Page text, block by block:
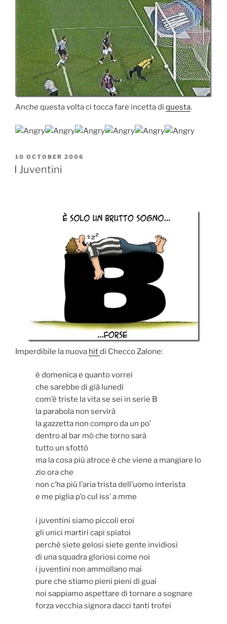
Anche questa volta ci tocca fare incetta di questa.
POSTED
ON
10 OCTOBER 2006
I Juventini
Imperdibile la nuova hitdi Checco Zalone:
è domenica e quanto vorrei
che sarebbe di già lunedi
com’è triste la vita se sei in serie B
la parabola non servirà
la gazzetta non compro da un po’
dentro al bar mò che torno sarà
tutto un sfottò
ma la cosa più atroce è che viene a mangiare lo
zio ora che
non c’ha più l’aria trista dell’uomo interista
e me piglia p’o cul iss’ a mme
i juventini siamo piccoli eroi
gli unici martiri capi spiatoi
perchè siete gelosi siete gente invidiosi
di una squadra gloriosi come noi
i juventini non ammollano mai
pure che stiamo pieni pieni di guai
noi sappiamo aspettare di tornare a sognare
forza vecchia signora dacci tanti trofei